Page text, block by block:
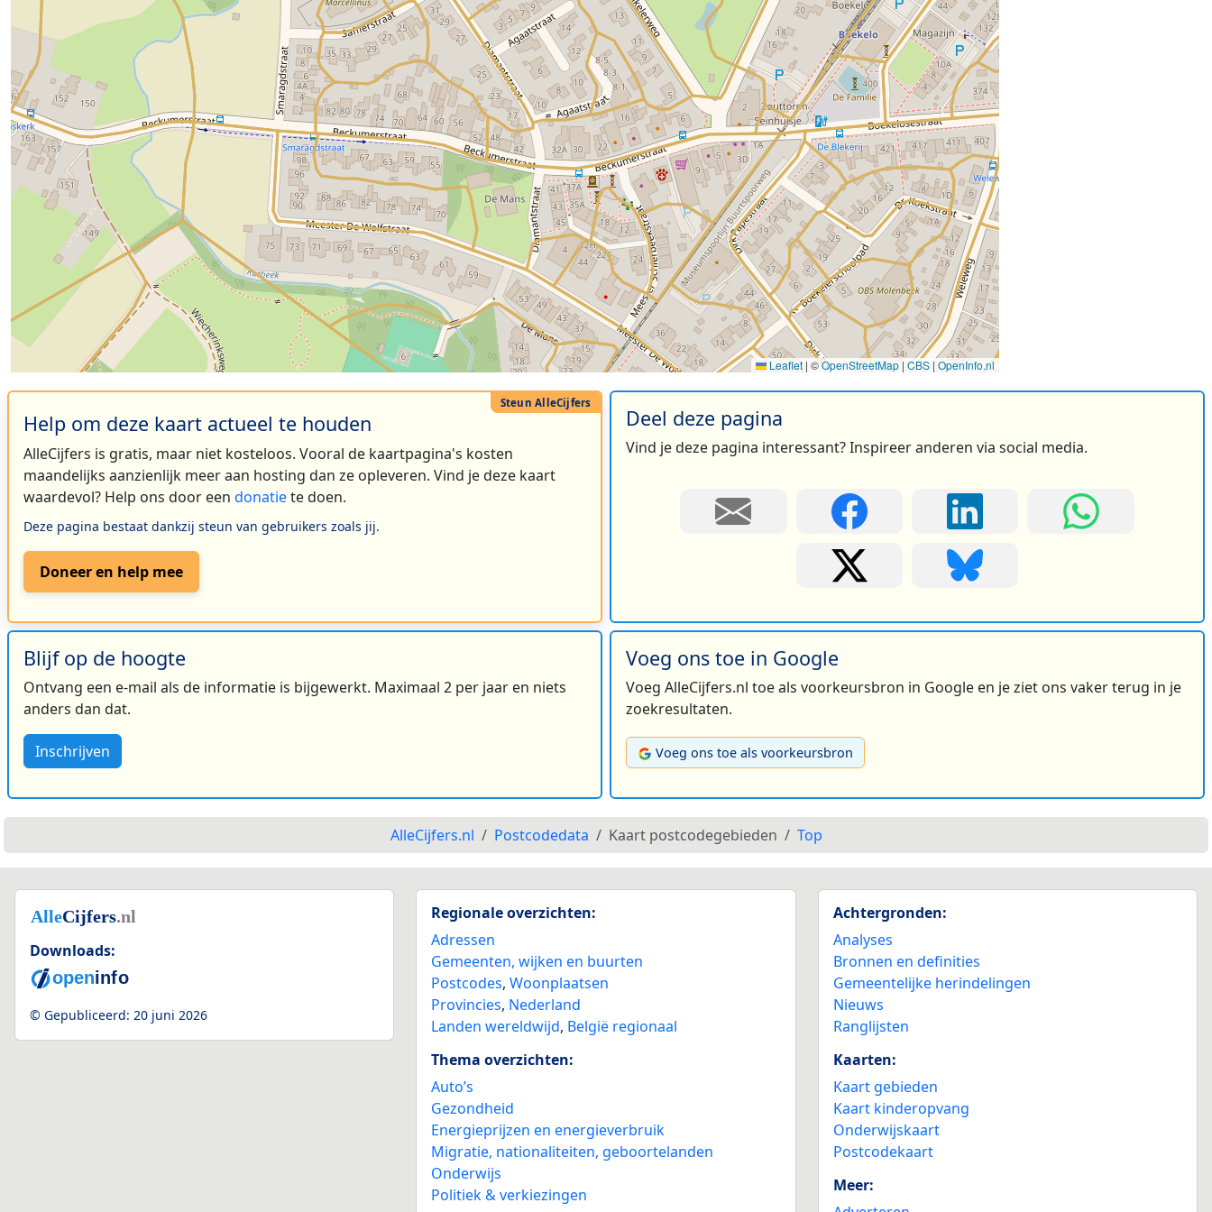
Leaflet | ©OpenStreetMap | CBS | OpenInfo.nl
Help om deze kaart actueel te houden
AlleCijfers is gratis, maar niet kosteloos. Vooral de kaartpagina's kosten
maandelijks aanzienlijk meer aan hosting dan ze opleveren. Vind je deze kaart
waardevol? Help ons door een donatiete doen.
Deze pagina bestaat dankzij steun van gebruikers zoals jij.
Doneer en help mee
Deel deze pagina
Vind je deze pagina interessant? Inspireer anderen via social media.
Blijf op de hoogte
Ontvang een e-mail als de informatie is bijgewerkt. Maximaal 2 per jaar en niets
anders dan dat.
Inschrijven
Voeg ons toe in Google
Voeg AlleCijfers.nl toe als voorkeursbron in Google en je ziet ons vaker terug in je
zoekresultaten.
Voeg ons toe als voorkeursbron
AlleCijfers.nl Postcodedata Kaart postcodegebieden Top
Downloads:
© Gepubliceerd: 20 juni 2026
Regionale overzichten:
Adressen
Gemeenten, wijken en buurten
Postcodes,Woonplaatsen
Provincies, Nederland
Landen wereldwijd, België regionaal
Thema overzichten:
Auto’s
Gezondheid
Energieprijzen en energieverbruik
Migratie, nationaliteiten, geboortelanden
Onderwijs
Politiek & verkiezingen
Achtergronden:
Analyses
Bronnen en definities
Gemeentelijke herindelingen
Nieuws
Ranglijsten
Kaarten:
Kaart gebieden
Kaart kinderopvang
Onderwijskaart
Postcodekaart
Meer: